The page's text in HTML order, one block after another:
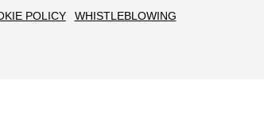
POLICY WHISTLEBLOWING